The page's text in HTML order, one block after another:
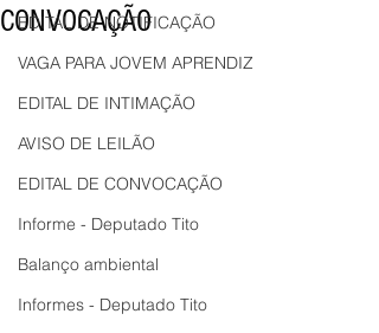
EDITAL DE NOTIFICAÇÃO
VAGA PARA JOVEM APRENDIZ
EDITAL DE INTIMAÇÃO
AVISO DE LEILÃO
EDITAL DE CONVOCAÇÃO
Informe - Deputado Tito
Balanço ambiental
Informes - Deputado Tito
CONVOCAÇÃO